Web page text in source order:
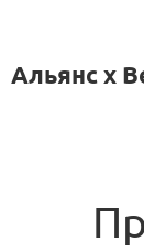
Альянс x